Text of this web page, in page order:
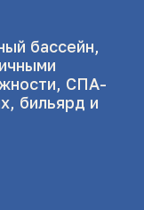
бассейн,
СПА-
бильярд и